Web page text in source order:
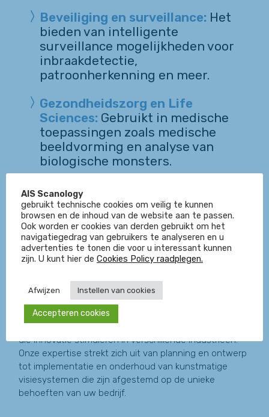
Beveiliging en surveillance: Het
bieden van intelligente
surveillance mogelijkheden voor
inbraakdetectie,
patroonherkenning en meer.
Gezondheidszorg en Life
Sciences: Gebruikt in medische
toepassingen zoals medische
beeldvorming en analyse van
biologische monsters.
Innoveren met AIS
Scanology
AIS Scanology is een pionier op het gebied van
die innovatie stimuleren in verschillende industrieën.
Onze expertise strekt zich uit van planning en ontwerp
tot implementatie en onderhoud van kunstmatige
visiesystemen die zijn afgestemd op de unieke
behoeften van uw bedrijf.
AIS Scanology
gebruikt technische cookies om veilig te kunnen
browsen en de inhoud van de website aan te passen.
Ook worden er cookies van derden gebruikt om het
navigatiegedrag van gebruikers te analyseren en u
advertenties te tonen die voor u interessant kunnen
zijn. U kunt hier de Cookies Policy raadplegen.
Afwijzen Instellen van cookies
Accepteren cookies